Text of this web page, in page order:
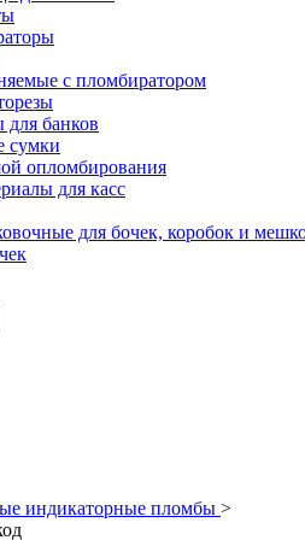
с пломбиратором
для банков
сумки
опломбирования
для касс
для бочек, коробок и
индикаторные пломбы >